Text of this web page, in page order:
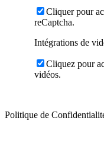
Cliquer pour
reCaptcha.
Intégrations de
Cliquez pour
vidéos.
Politique de